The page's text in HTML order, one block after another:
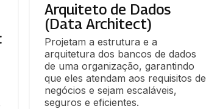
Arquiteto de Dados
(Data Architect)
Projetam a estrutura e a
arquitetura dos bancos de dados
de uma organização, garantindo
que eles atendam aos requisitos de
negócios e sejam escaláveis,
seguros e eficientes.